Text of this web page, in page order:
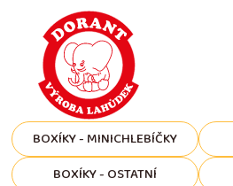
BOXÍKY - MINICHLEBÍČKY
BOXÍKY - OSTATNÍ